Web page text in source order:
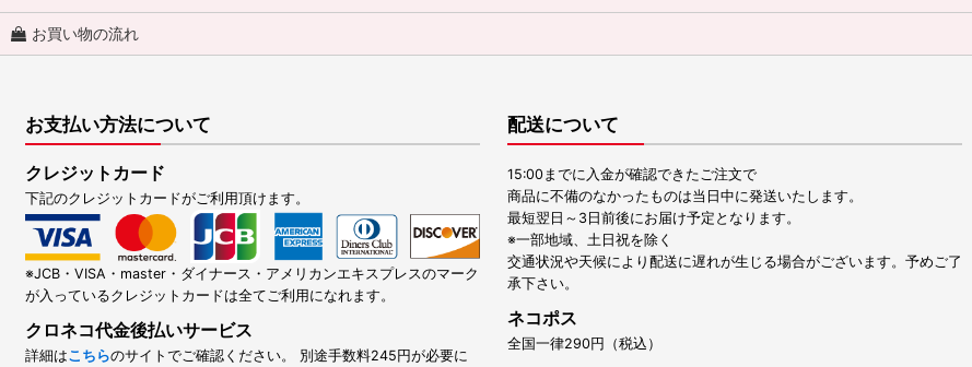
お買い物の流れ
お支払い方法について
クレジットカード
下記のクレジットカードがご利用頂けます。
※JCB・VISA・master・ダイナース・アメリカンエキスプレスのマーク
が入っているクレジットカードは全てご利用になれます。
クロネコ代金後払いサービス
詳細はこちらのサイトでご確認ください。 別途手数料245円が必要に
配送について
15:00までに入金が確認できたご注文で
商品に不備のなかったものは当日中に発送いたします。
最短翌日～3日前後にお届け予定となります。
※一部地域、土日祝を除く
交通状況や天候により配送に遅れが生じる場合がございます。予めご了
承下さい。
ネコポス
全国一律290円（税込）